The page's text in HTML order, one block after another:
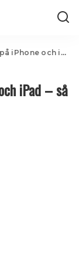
och iPad – så gör du
iPad – så